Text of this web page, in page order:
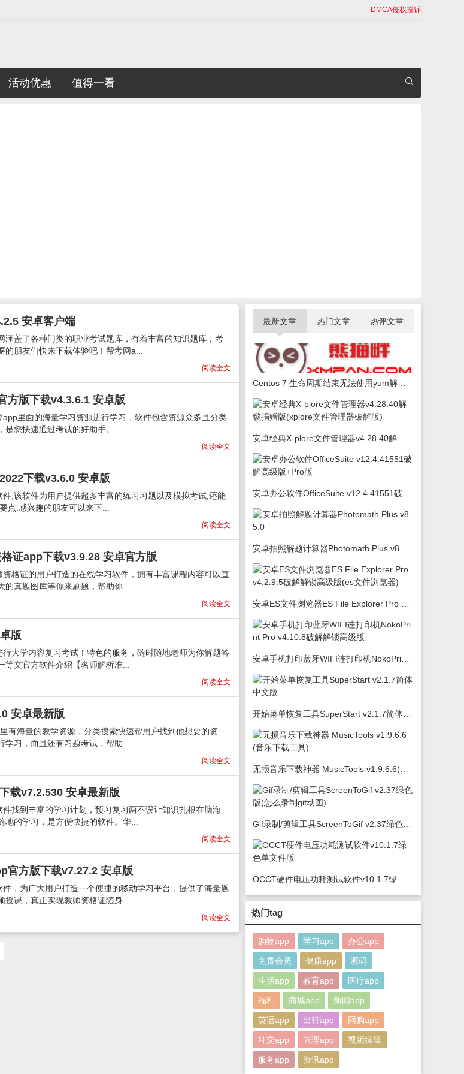
DMCA侵权投诉
活动优惠 值得一看
安卓客户端
盖了各种门类的职业考试题库，有着丰富的知识题库，考
朋友们快来下载体验吧！帮考网a...
阅读全文
方版下载v4.3.6.1 安卓版
里面的海量学习资源进行学习，软件包含资源众多且分类
您快速通过考试的好助手。...
阅读全文
下载v3.6.0 安卓版
,该软件为用户提供超多丰富的练习习题以及模拟考试,还能
点.感兴趣的朋友可以来下...
阅读全文
证app下载v3.9.28 安卓官方版
格证的用户打造的在线学习软件，拥有丰富课程内容可以直
真题图库等你来刷题，帮助你...
阅读全文
版
大学内容复习考试！特色的服务，随时随地老师为你解题答
文官方软件介绍【名师解析准...
阅读全文
安卓最新版
有海量的教学资源，分类搜索快速帮用户找到他想要的资
习，而且还有习题考试，帮助...
阅读全文
载v7.2.530 安卓最新版
找到丰富的学习计划，预习复习两不误让知识扎根在脑海
的学习，是方便快捷的软件。华...
阅读全文
官方版下载v7.27.2 安卓版
，为广大用户打造一个便捷的移动学习平台，提供了海量题
课，真正实现教师资格证随身...
阅读全文
最新文章 热门文章 热评文章
热门tag
购物app 学习app 办公app
免费会员 健康app 源码
生活app 教育app 医疗app
福利 商城app 新闻app
英语app 出行app 网购app
社交app 管理app 视频编辑
服务app 资讯app